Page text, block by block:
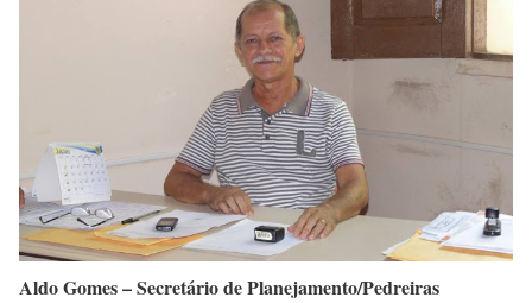
Aldo Gomes – Secretário de Planejamento/Pedreiras